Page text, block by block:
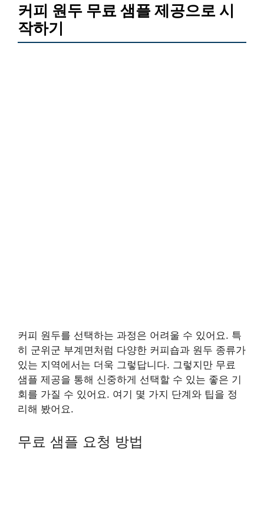
커피 원두 무료 샘플 제공으로 시
작하기
커피 원두를 선택하는 과정은 어려울 수 있어요. 특
히 군위군 부계면처럼 다양한 커피숍과 원두 종류가
있는 지역에서는 더욱 그렇답니다. 그렇지만 무료
샘플 제공을 통해 신중하게 선택할 수 있는 좋은 기
회를 가질 수 있어요. 여기 몇 가지 단계와 팁을 정
리해 봤어요.
무료 샘플 요청 방법